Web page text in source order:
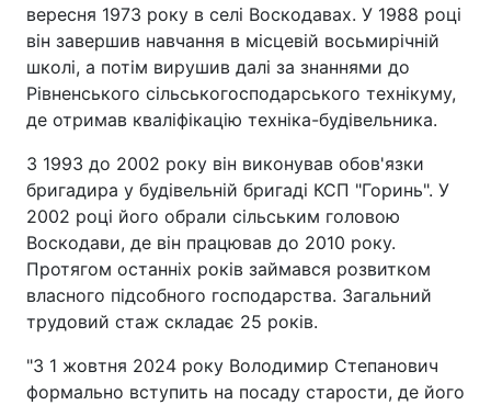
вересня 1973 року в селі Воскодавах. У 1988 році
він завершив навчання в місцевій восьмирічній
школі, а потім вирушив далі за знаннями до
Рівненського сільськогосподарського технікуму,
де отримав кваліфікацію техніка-будівельника.
З 1993 до 2002 року він виконував обов'язки
бригадира у будівельній бригаді КСП "Горинь". У
2002 році його обрали сільським головою
Воскодави, де він працював до 2010 року.
Протягом останніх років займався розвитком
власного підсобного господарства. Загальний
трудовий стаж складає 25 років.
"З 1 жовтня 2024 року Володимир Степанович
формально вступить на посаду старости, де його